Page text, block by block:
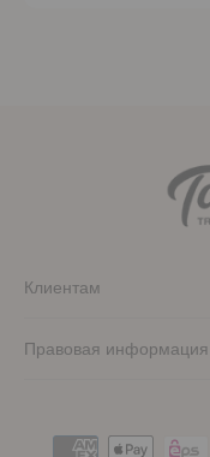
Клиентам
Правовая информация